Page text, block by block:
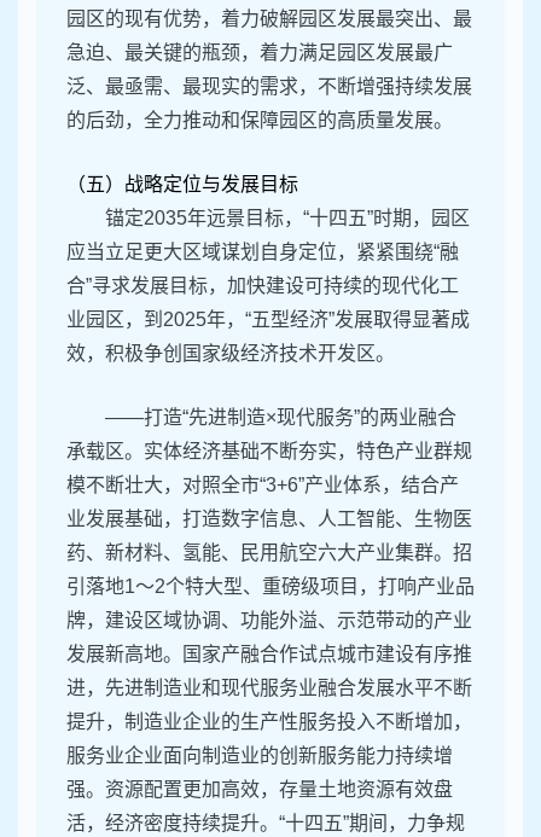
园区的现有优势，着力破解园区发展最突出、最
急迫、最关键的瓶颈，着力满足园区发展最广
泛、最亟需、最现实的需求，不断增强持续发展
的后劲，全力推动和保障园区的高质量发展。
（五）战略定位与发展目标
锚定2035年远景目标，“十四五”时期，园区
应当立足更大区域谋划自身定位，紧紧围绕“融
合”寻求发展目标，加快建设可持续的现代化工
业园区，到2025年，“五型经济”发展取得显著成
效，积极争创国家级经济技术开发区。
——打造“先进制造×现代服务”的两业融合
承载区。实体经济基础不断夯实，特色产业群规
模不断壮大，对照全市“3+6”产业体系，结合产
业发展基础，打造数字信息、人工智能、生物医
药、新材料、氢能、民用航空六大产业集群。招
引落地1～2个特大型、重磅级项目，打响产业品
牌，建设区域协调、功能外溢、示范带动的产业
发展新高地。国家产融合作试点城市建设有序推
进，先进制造业和现代服务业融合发展水平不断
提升，制造业企业的生产性服务投入不断增加，
服务业企业面向制造业的创新服务能力持续增
强。资源配置更加高效，存量土地资源有效盘
活，经济密度持续提升。“十四五”期间，力争规